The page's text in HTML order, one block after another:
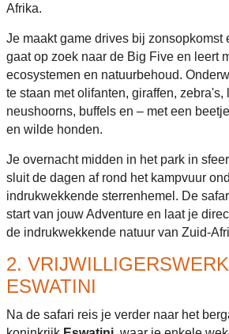
Afrika.
Je maakt game drives bij zonsopkomst
gaat op zoek naar de Big Five en leert
ecosystemen en natuurbehoud.
te staan met olifanten, giraffen, zebra's,
neushoorns, buffels en – met een
en wilde honden.
Je overnacht midden in het park in
sluit de dagen af rond het kampvuur
indrukwekkende sterrenhemel. De
start van jouw Adventure en laat je
de indrukwekkende natuur van Zuid-
2.
ESWATINI
Na de safari reis je verder naar het